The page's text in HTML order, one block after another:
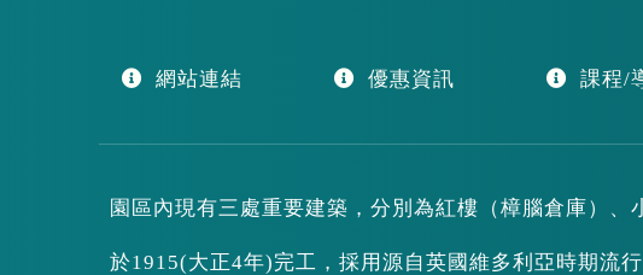
網站連結 優惠資訊 課程/
園區內現有三處重要建築，分別為紅樓（樟腦倉庫）
於1915(大正4年)完工，採用源自英國維多利亞時期流